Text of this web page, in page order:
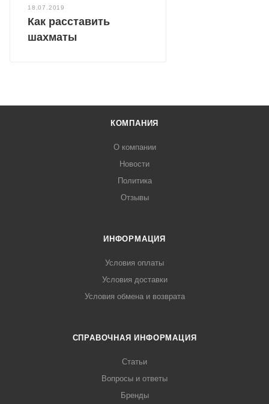
18.07.2019
Как расставить
шахматы
КОМПАНИЯ
О компании
Новости
Политика
Отзывы
ИНФОРМАЦИЯ
Условия оплаты
Условия доставки
Условия обмена и возврата
СПРАВОЧНАЯ ИНФОРМАЦИЯ
Статьи
Вопросы и ответы
Бренды